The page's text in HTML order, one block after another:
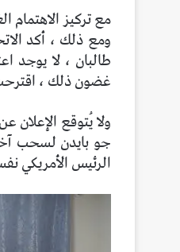
مع تركيز الاهتمام
ومع ذلك ، أكد
طالبان ، لا يوجد
غضون ذلك ،
ولا يُتوقع الإعلان
جو بايدن لسحب
الرئيس الأمريكي